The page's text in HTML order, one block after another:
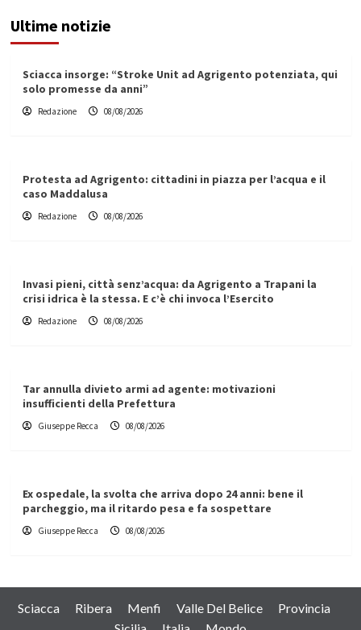
Ultime notizie
Sciacca insorge: “Stroke Unit ad Agrigento potenziata, qui
solo promesse da anni”
Redazione 08/08/2026
Protesta ad Agrigento: cittadini in piazza per l’acqua e il
caso Maddalusa
Redazione 08/08/2026
Invasi pieni, città senz’acqua: da Agrigento a Trapani la
crisi idrica è la stessa. E c’è chi invoca l’Esercito
Redazione 08/08/2026
Tar annulla divieto armi ad agente: motivazioni
insufficienti della Prefettura
Giuseppe Recca 08/08/2026
Ex ospedale, la svolta che arriva dopo 24 anni: bene il
parcheggio, ma il ritardo pesa e fa sospettare
Giuseppe Recca 08/08/2026
Sciacca Ribera Menfi Valle Del Belice
Provincia